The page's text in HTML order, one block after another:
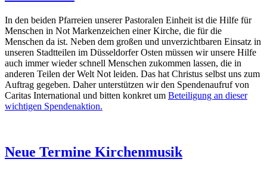
In den beiden Pfarreien unserer Pastoralen Einheit ist die Hilfe für
Menschen in Not Markenzeichen einer Kirche, die für die
Menschen da ist. Neben dem großen und unverzichtbaren Einsatz in
unseren Stadtteilen im Düsseldorfer Osten müssen wir unsere Hilfe
auch immer wieder schnell Menschen zukommen lassen, die in
anderen Teilen der Welt Not leiden. Das hat Christus selbst uns zum
Auftrag gegeben. Daher unterstützen wir den Spendenaufruf von
Caritas International und bitten konkret um Beteiligung an dieser
wichtigen Spendenaktion.
Neue Termine Kirchenmusik